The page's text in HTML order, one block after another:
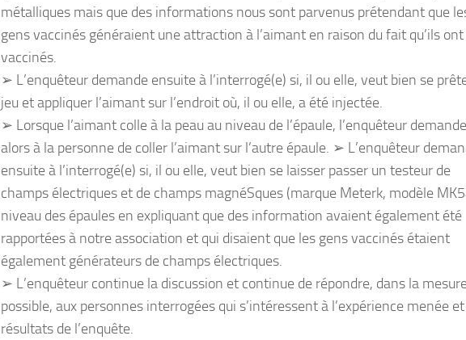
métalliques mais que des informations nous sont parvenus prétendant que
gens vaccinés généraient une attraction à l’aimant en raison du fait qu’ils
vaccinés.
➢ L’enquêteur demande ensuite à l’interrogé(e) si, il ou elle, veut bien se
jeu et appliquer l’aimant sur l’endroit où, il ou elle, a été injectée.
➢ Lorsque l’aimant colle à la peau au niveau de l’épaule, l’enquêteur demande
alors à la personne de coller l’aimant sur l’autre épaule. ➢ L’enquêteur
ensuite à l’interrogé(e) si, il ou elle, veut bien se laisser passer un testeur de
champs électriques et de champs magnéSques (marque Meterk, modèle
niveau des épaules en expliquant que des information avaient également été
rapportées à notre association et qui disaient que les gens vaccinés étaient
également générateurs de champs électriques.
➢ L’enquêteur continue la discussion et continue de répondre, dans la
possible, aux personnes interrogées qui s’intéressent à l’expérience menée
résultats de l’enquête.